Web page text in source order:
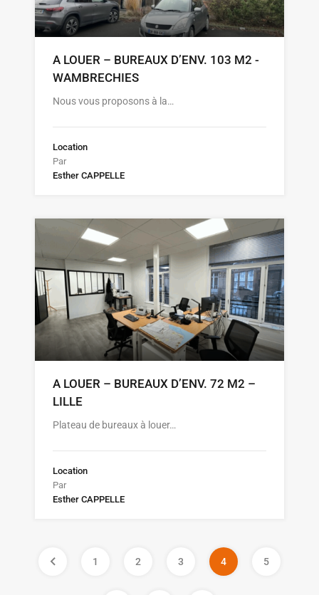
A LOUER – BUREAUX D’ENV. 103 M2 -
WAMBRECHIES
Nous vous proposons à la…
Location
Par
Esther CAPPELLE
A LOUER – BUREAUX D’ENV. 72 M2 –
LILLE
Plateau de bureaux à louer…
Location
Par
Esther CAPPELLE
1 2 3 4 5